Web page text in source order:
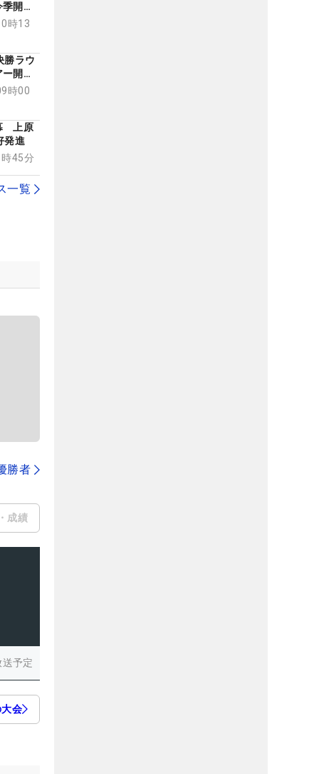
開幕
時13
勝ラウ
開幕
時00
上原
発進
45分
一覧
勝者
成績
予定
会